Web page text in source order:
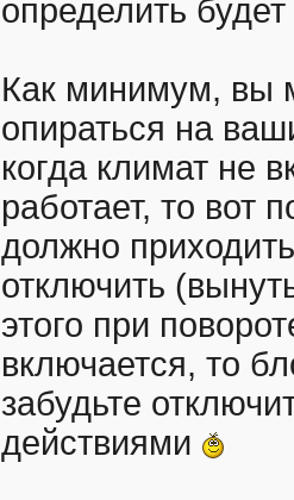
определить
Как минимум, вы
опираться на
когда климат не
работает, то вот
должно
отключить
этого при
включается, то
забудьте
действиями